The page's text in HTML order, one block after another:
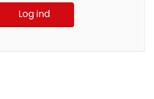
Log ind